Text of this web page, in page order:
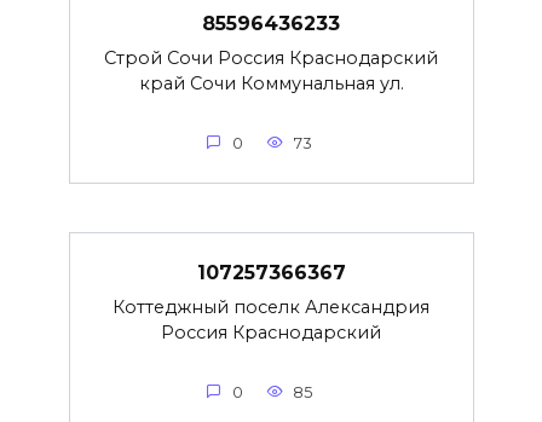
85596436233
Строй Сочи Россия Краснодарский
край Сочи Коммунальная ул.
0 73
107257366367
Коттеджный поселк Александрия
Россия Краснодарский
0 85